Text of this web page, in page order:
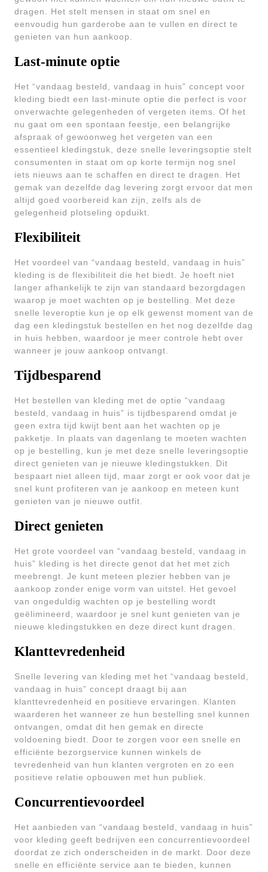
dragen. Het stelt mensen in staat om snel en
eenvoudig hun garderobe aan te vullen en direct te
genieten van hun aankoop.
Last-minute optie
Het “vandaag besteld, vandaag in huis” concept voor
kleding biedt een last-minute optie die perfect is voor
onverwachte gelegenheden of vergeten items. Of het
nu gaat om een spontaan feestje, een belangrijke
afspraak of gewoonweg het vergeten van een
essentieel kledingstuk, deze snelle leveringsoptie stelt
consumenten in staat om op korte termijn nog snel
iets nieuws aan te schaffen en direct te dragen. Het
gemak van dezelfde dag levering zorgt ervoor dat men
altijd goed voorbereid kan zijn, zelfs als de
gelegenheid plotseling opduikt.
Flexibiliteit
Het voordeel van “vandaag besteld, vandaag in huis”
kleding is de flexibiliteit die het biedt. Je hoeft niet
langer afhankelijk te zijn van standaard bezorgdagen
waarop je moet wachten op je bestelling. Met deze
snelle leveroptie kun je op elk gewenst moment van de
dag een kledingstuk bestellen en het nog dezelfde dag
in huis hebben, waardoor je meer controle hebt over
wanneer je jouw aankoop ontvangt.
Tijdbesparend
Het bestellen van kleding met de optie “vandaag
besteld, vandaag in huis” is tijdbesparend omdat je
geen extra tijd kwijt bent aan het wachten op je
pakketje. In plaats van dagenlang te moeten wachten
op je bestelling, kun je met deze snelle leveringsoptie
direct genieten van je nieuwe kledingstukken. Dit
bespaart niet alleen tijd, maar zorgt er ook voor dat je
snel kunt profiteren van je aankoop en meteen kunt
genieten van je nieuwe outfit.
Direct genieten
Het grote voordeel van “vandaag besteld, vandaag in
huis” kleding is het directe genot dat het met zich
meebrengt. Je kunt meteen plezier hebben van je
aankoop zonder enige vorm van uitstel. Het gevoel
van ongeduldig wachten op je bestelling wordt
geëlimineerd, waardoor je snel kunt genieten van je
nieuwe kledingstukken en deze direct kunt dragen.
Klanttevredenheid
Snelle levering van kleding met het “vandaag besteld,
vandaag in huis” concept draagt bij aan
klanttevredenheid en positieve ervaringen. Klanten
waarderen het wanneer ze hun bestelling snel kunnen
ontvangen, omdat dit hen gemak en directe
voldoening biedt. Door te zorgen voor een snelle en
efficiënte bezorgservice kunnen winkels de
tevredenheid van hun klanten vergroten en zo een
positieve relatie opbouwen met hun publiek.
Concurrentievoordeel
Het aanbieden van “vandaag besteld, vandaag in huis”
voor kleding geeft bedrijven een concurrentievoordeel
doordat ze zich onderscheiden in de markt. Door deze
snelle en efficiënte service aan te bieden, kunnen